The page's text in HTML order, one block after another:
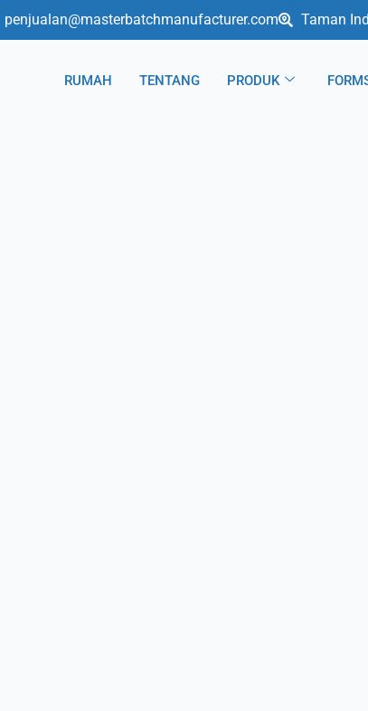
penjualan@masterbatchmanufacturer.com Taman
RUMAH TENTANG PRODUK